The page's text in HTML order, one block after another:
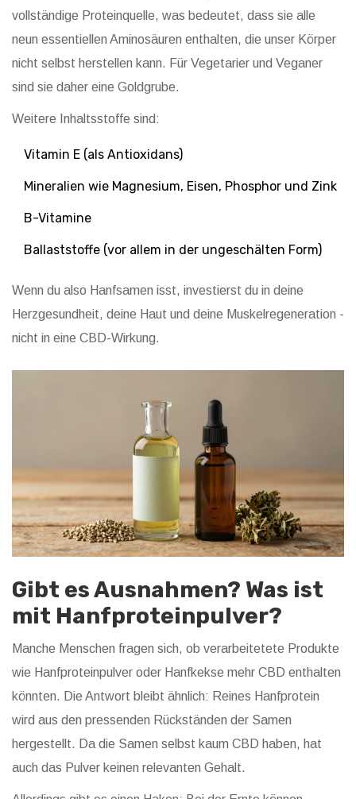
vollständige Proteinquelle, was bedeutet, dass sie alle
neun essentiellen Aminosäuren enthalten, die unser Körper
nicht selbst herstellen kann. Für Vegetarier und Veganer
sind sie daher eine Goldgrube.
Weitere Inhaltsstoffe sind:
Vitamin E (als Antioxidans)
Mineralien wie Magnesium, Eisen, Phosphor und Zink
B-Vitamine
Ballaststoffe (vor allem in der ungeschälten Form)
Wenn du also Hanfsamen isst, investierst du in deine
Herzgesundheit, deine Haut und deine Muskelregeneration -
nicht in eine CBD-Wirkung.
Gibt es Ausnahmen? Was ist
mit Hanfproteinpulver?
Manche Menschen fragen sich, ob verarbeitetete Produkte
wie Hanfproteinpulver oder Hanfkekse mehr CBD enthalten
könnten. Die Antwort bleibt ähnlich: Reines Hanfprotein
wird aus den pressenden Rückständen der Samen
hergestellt. Da die Samen selbst kaum CBD haben, hat
auch das Pulver keinen relevanten Gehalt.